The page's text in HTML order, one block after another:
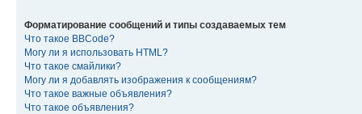
Форматирование сообщений и типы создаваемых тем
Что такое BBCode?
Могу ли я использовать HTML?
Что такое смайлики?
Могу ли я добавлять изображения к сообщениям?
Что такое важные объявления?
Что такое объявления?